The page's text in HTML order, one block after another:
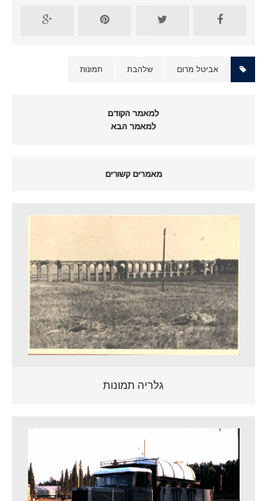
אביטל מרום שלהבת תמונות
למאמר הקודם
למאמר הבא
מאמרים קשורים
גלריה תמונות